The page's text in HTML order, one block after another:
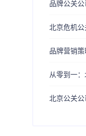
品牌公关
北京危机
品牌营销
从零到一
北京公关